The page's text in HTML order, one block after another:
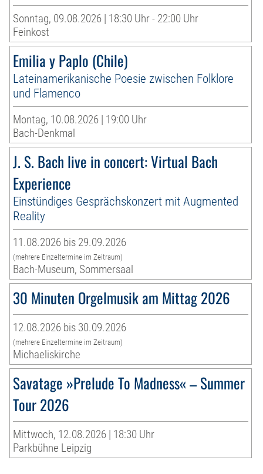
Sonntag, 09.08.2026 | 18:30 Uhr - 22:00 Uhr
Feinkost
Emilia y Paplo (Chile)
Lateinamerikanische Poesie zwischen Folklore
und Flamenco
Montag, 10.08.2026 | 19:00 Uhr
Bach-Denkmal
J. S. Bach live in concert: Virtual Bach
Experience
Einstündiges Gesprächskonzert mit Augmented
Reality
11.08.2026 bis 29.09.2026
(mehrere Einzeltermine im Zeitraum)
Bach-Museum, Sommersaal
30 Minuten Orgelmusik am Mittag 2026
12.08.2026 bis 30.09.2026
(mehrere Einzeltermine im Zeitraum)
Michaeliskirche
Savatage »Prelude To Madness« – Summer
Tour 2026
Mittwoch, 12.08.2026 | 18:30 Uhr
Parkbühne Leipzig